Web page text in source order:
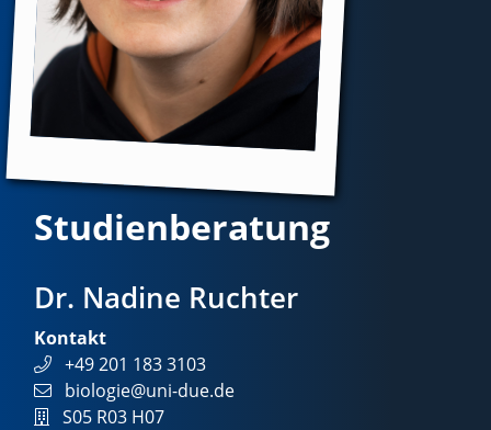
Studienberatung
Dr. Nadine Ruchter
Kontakt
+49 201 183 3103
biologie@uni-due.de
S05 R03 H07